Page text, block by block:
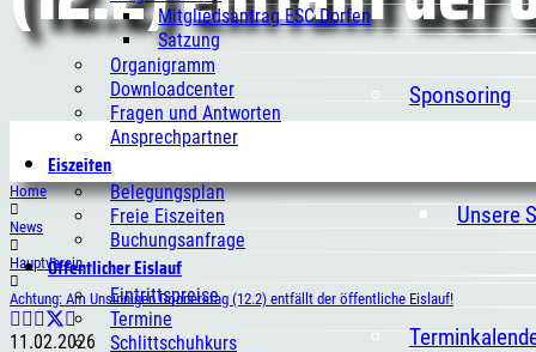
Sponsoring
Unsere
Mitgliedsantrag ESC Dorfen
Satzung
Organigramm
Downloadcenter
Fragen und Antworten
Ansprechpartner
Eiszeiten
Belegungsplan
Freie Eiszeiten
Buchungsanfrage
Öffentlicher Eislauf
Eintrittspreise
Termine
Schlittschuhkurs
Home
News
Hauptverein
Achtung: Am Unsinnigen Donnerstag (12.2) entfällt der öffentliche Eislauf!
11.02.2026